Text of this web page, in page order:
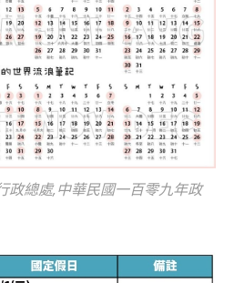
政總處,中華民國一百零九年政